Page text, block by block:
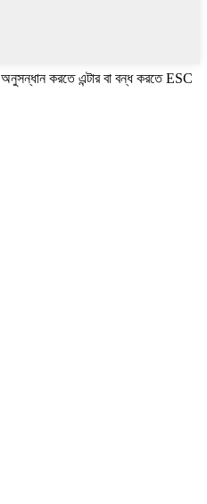
অনুসন্ধান করতে এন্টার বা বন্ধ করতে ESC